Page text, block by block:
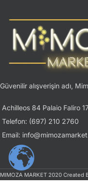
Güvenilir alışverişin adı,
Achilleos 84 Palaio Faliro
Telefon: (697) 210 2760
Email:
MIMOZA MARKET 2020 Created